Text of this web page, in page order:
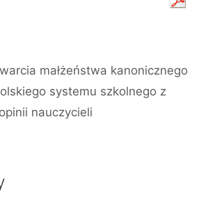
małżeństwa kanonicznego
systemu szkolnego z
nauczycieli